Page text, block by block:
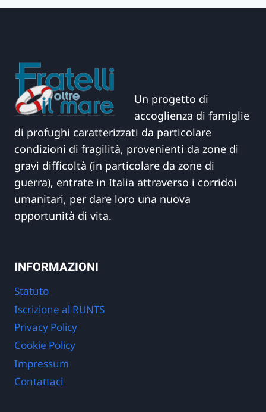
Un progetto di
accoglienza di famiglie
di profughi caratterizzati da particolare
condizioni di fragilità, provenienti da zone di
gravi difficoltà (in particolare da zone di
guerra), entrate in Italia attraverso i corridoi
umanitari, per dare loro una nuova
opportunità di vita.
INFORMAZIONI
Statuto
Iscrizione al RUNTS
Privacy Policy
Cookie Policy
Impressum
Contattaci